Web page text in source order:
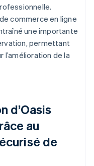
commerce en ligne
une importante
permettant
de la
d’Oasis
au
de